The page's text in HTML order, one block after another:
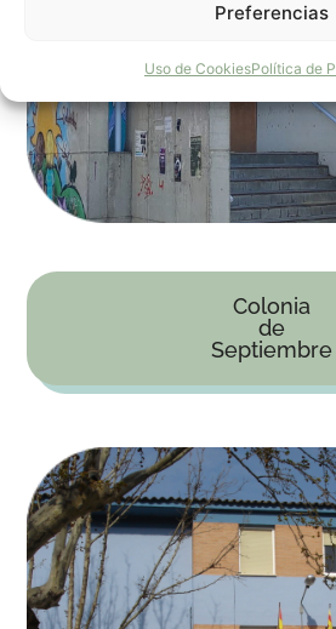
Preferencias
Uso de CookiesPolítica de
CPI EL
Colonia
de
Septiembre